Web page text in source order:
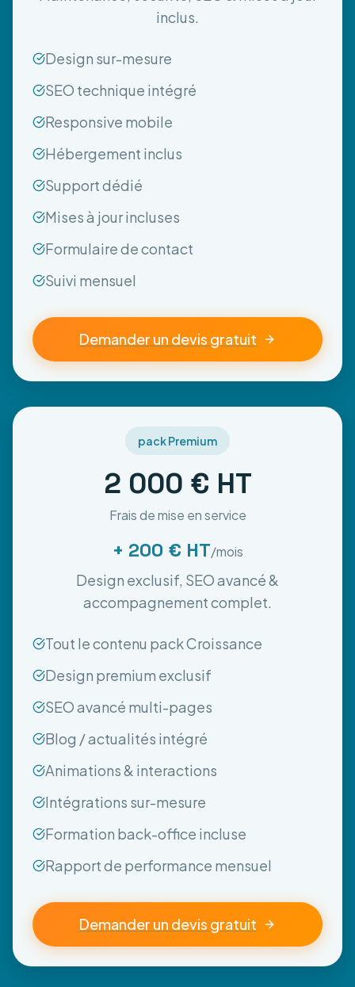
inclus.
Design sur-mesure
SEO technique intégré
Responsive mobile
Hébergement inclus
Support dédié
Mises à jour incluses
Formulaire de contact
Suivi mensuel
Demander un devis gratuit
pack Premium
2 000 € HT
Frais de mise en service
+ 200 € HT/mois
Design exclusif, SEO avancé &
accompagnement complet.
Tout le contenu pack Croissance
Design premium exclusif
SEO avancé multi-pages
Blog / actualités intégré
Animations & interactions
Intégrations sur-mesure
Formation back-office incluse
Rapport de performance mensuel
Demander un devis gratuit